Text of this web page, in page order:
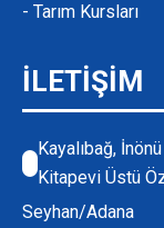
- Tarım Kursları
İLETİŞİM
Kayalıbağ,
Kitapevi Üstü
Seyhan/Adana